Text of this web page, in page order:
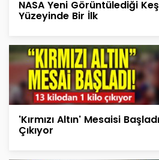
NASA Yeni Görüntülediği
Yüzeyinde Bir İlk
'Kırmızı Altın' Mesaisi
Çıkıyor